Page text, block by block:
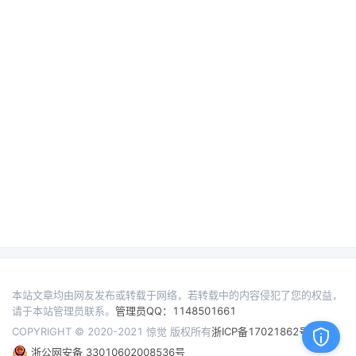
本站文章均由网友发布或转载于网络，若转载中的内容侵犯了您的权益，
请于本站管理员联系。 管理员QQ：1148501661
COPYRIGHT © 2020-2021 惊觉 版权所有浙ICP备17021862号
浙公网安备 33010602008536号